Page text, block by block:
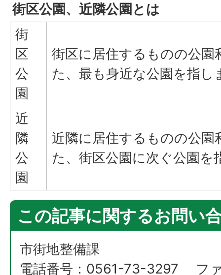
街区公園、近隣公園とは
街
区
公
園
街区に居住するものの公
た、最も身近な公園を指し
近
隣
公
園
近隣に居住するものの公
た、街区公園に次ぐ公園を
この記事に関するお問い
市街地整備課
電話番号：0561-73-3297 フ